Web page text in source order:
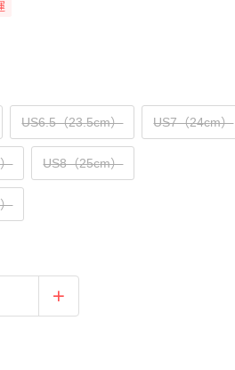
US6.5（23.5cm） US7（24cm）
US8（25cm）